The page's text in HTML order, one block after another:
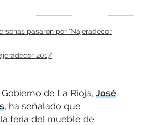
pasaron por ‘Nájeradecor
2017’
de La Rioja, José
, ha señalado que
feria del mueble de